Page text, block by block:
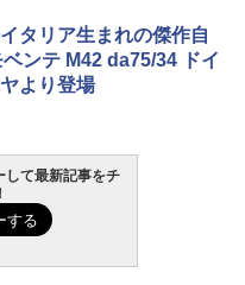
レール MOE導軌 20m
ブラック M-Lok対応
TOMY) T-SPAR
ーマー ニューレジェンズ
ドウェーブ 可動フィギュア
S.H.フィギュアー
シャンクス -マリンフォ
- 約165mm PVC&ABS&布
バンダイ スピリッツ)
メルンジャ[カラーA] 色
モデル
ンダム00 グラハム専用ユ
グカスタム 1/144スケール
ラモデル
MARUI) No.25 コル
HG 18歳以上エアーHOP
MARUI) ガスブロー
ガン No.14 20式 5.56mm
ガスブローバック
クタイト) シールはがし
トップコート 水性プレ
コートスプレー 光沢 88ml
材 B601
タリア生まれの傑作自
ンテ M42 da75/34 ドイ
より登場
て最新記事をチ